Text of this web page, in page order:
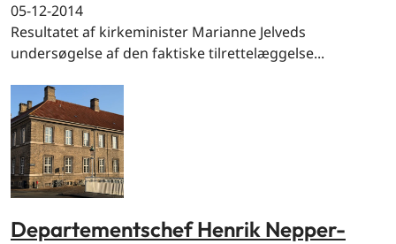
05-12-2014
Resultatet af kirkeminister Marianne Jelveds
undersøgelse af den faktiske tilrettelæggelse...
Departementschef Henrik Nepper-